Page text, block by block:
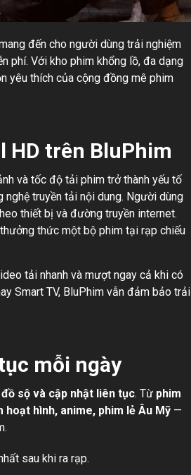
đến cho người dùng trải nghiệm
phí. Với kho phim khổng lồ, đa dạng
yêu thích của cộng đồng mê phim
HD trên BluPhim
và tốc độ tải phim trở thành yếu tố
truyền tải nội dung. Người dùng
thiết bị và đường truyền internet.
thức một bộ phim tại rạp chiếu
tải nhanh và mượt ngay cả khi có
Smart TV, BluPhim vẫn đảm bảo trải
mỗi ngày
sộ và cập nhật liên tục. Từ phim
hoạt hình, anime, phim lẻ Âu Mỹ —
sau khi ra rạp.